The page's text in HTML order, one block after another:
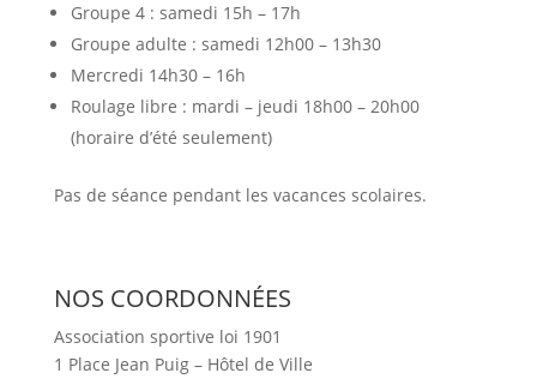
Groupe 4 : samedi 15h – 17h
Groupe adulte : samedi 12h00 – 13h30
Mercredi 14h30 – 16h
Roulage libre : mardi – jeudi 18h00 – 20h00
(horaire d’été seulement)
Pas de séance pendant les vacances scolaires.
NOS COORDONNÉES
Association sportive loi 1901
1 Place Jean Puig – Hôtel de Ville